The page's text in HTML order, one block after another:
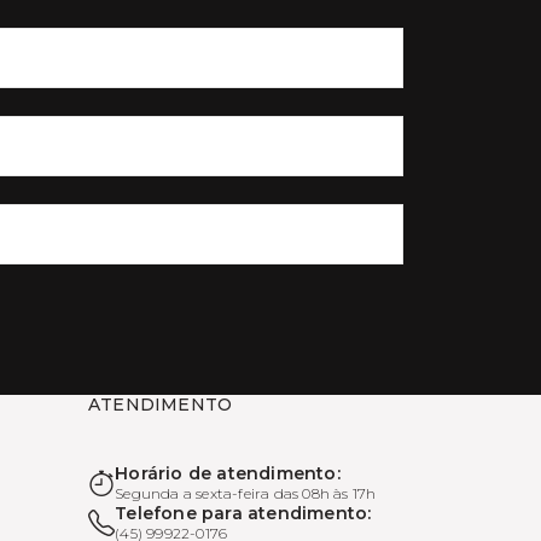
ATENDIMENTO
Horário de atendimento:
Segunda a sexta-feira das 08h às 17h
Telefone para atendimento:
(45) 99922-0176